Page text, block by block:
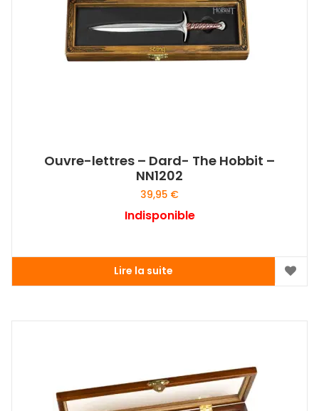
Ouvre-lettres – Dard- The Hobbit –
NN1202
39,95 €
Indisponible
Lire la suite